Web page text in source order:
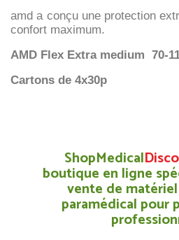
amd a conçu une protection
confort maximum.
AMD Flex Extra medium 70-
Cartons de 4x30p
ShopMedical
boutique en ligne
vente de
paramédical pour